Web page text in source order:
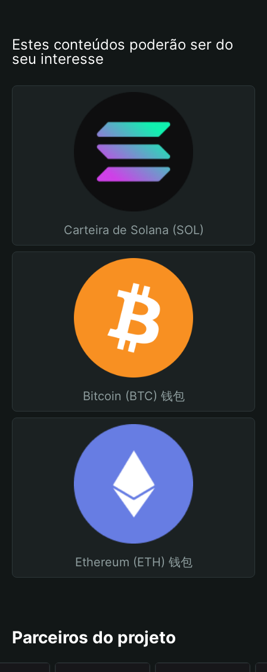
Estes conteúdos poderão ser do
seu interesse
Carteira de Solana (SOL)
Bitcoin (BTC) 钱包
Ethereum (ETH) 钱包
Parceiros do projeto